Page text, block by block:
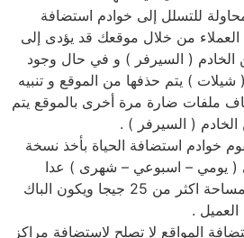
للتسلل إلى خوادم استضافة
العملاء من خلال موقعك قد يؤدى إلى
الخادم ( السيرفر ) و في حال وجود
) يتم حذفها من الموقع و تنبيه
ملفات ضارة مرة أخرى بالموقع يتم
الخادم ( السيرفر ) .
خوادم استضافة الحياة بأخذ نسخة
( يومي – اسبوعي – شهرى ) عدا
المواقع التى تستخدم مساحة اكثر من 25 جيجا ويكون الباك
.
المواقع لا تصلح لاستضافة مراكز